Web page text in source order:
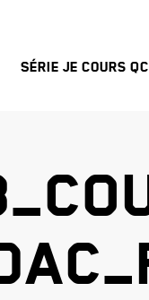
Série Je Cours QC